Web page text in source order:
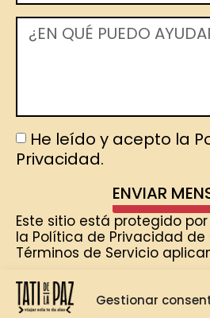
Gestionar
He leído y acepto la
Privacidad.
ENVIAR
Este sitio está protegido por
la Política de Privacidad de
Términos de Servicio